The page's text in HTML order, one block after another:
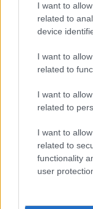
I want to
related to
device
I want to
related to
I want to
related to
I want to
related to
functionality
user
06.03.17. 17:07
Buraz na
Saznaj više